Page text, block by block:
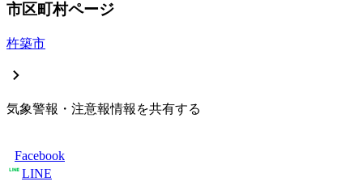
市区町村ページ
杵築市
気象警報・注意報情報を共有する
Facebook
LINE